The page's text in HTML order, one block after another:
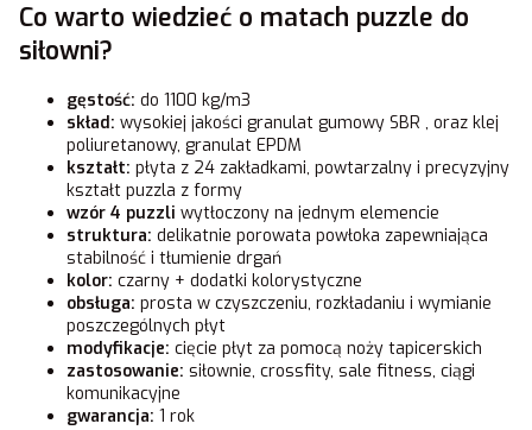
Co warto wiedzieć o matach puzzle do
siłowni?
gęstość: do 1100 kg/m3
skład: wysokiej jakości granulat gumowy SBR , oraz klej
poliuretanowy, granulat EPDM
kształt: płyta z 24 zakładkami, powtarzalny i precyzyjny
kształt puzzla z formy
wzór 4 puzzli wytłoczony na jednym elemencie
struktura: delikatnie porowata powłoka zapewniająca
stabilność i tłumienie drgań
kolor: czarny + dodatki kolorystyczne
obsługa: prosta w czyszczeniu, rozkładaniu i wymianie
poszczególnych płyt
modyfikacje: cięcie płyt za pomocą noży tapicerskich
zastosowanie: siłownie, crossfity, sale fitness, ciągi
komunikacyjne
gwarancja: 1 rok